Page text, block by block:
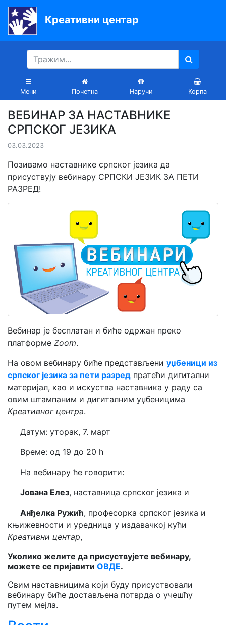
Креативни центар
Мени Почетна Наручи Корпа
Почетна
Књиге
Уџбеници
вртиће
Лектира
Акције
Блог
Мој
налог
ВЕБИНАР ЗА НАСТАВНИКЕ
СРПСКОГ ЈЕЗИКА
03.03.2023
Позивамо наставнике српског језика да
присуствују вебинару СРПСКИ ЈЕЗИК ЗА ПЕТИ
РАЗРЕД!
Вебинар је бесплатан и биће одржан преко
платформе Zoom.
На овом вебинару биће представљени уџбеници из
српског језика за пети разред пратећи дигитални
материјал, као и искуства наставника у раду са
овим штампаним и дигиталним уџбеницима
Креативног центра.
Датум: уторак, 7. март
Време: од 19 до 20 h
На вебинару ће говорити:
Јована Елез, наставница српског језика и
Анђелка Ружић, професорка српског језика и
књижевности и уредница у издавачкој кући
Креативни центар,
Уколико желите да присуствујете вебинару,
можете се пријавити ОВДЕ.
Свим наставницима који буду присуствовали
вебинару биће достављена потврда о учешћу
путем мејла.